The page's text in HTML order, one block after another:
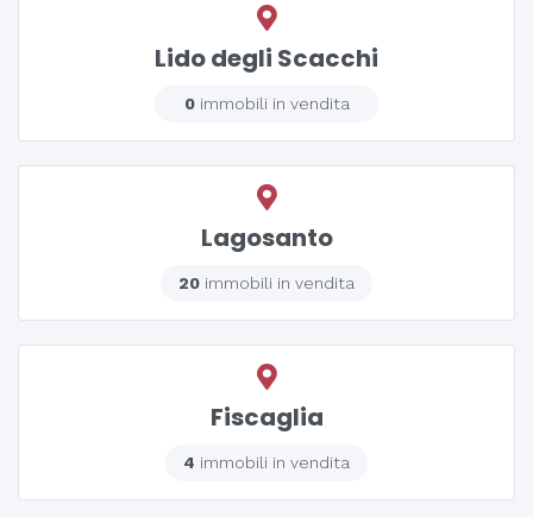
Lido degli Scacchi
0immobili in vendita
Lagosanto
20 immobili in vendita
Fiscaglia
4 immobili in vendita